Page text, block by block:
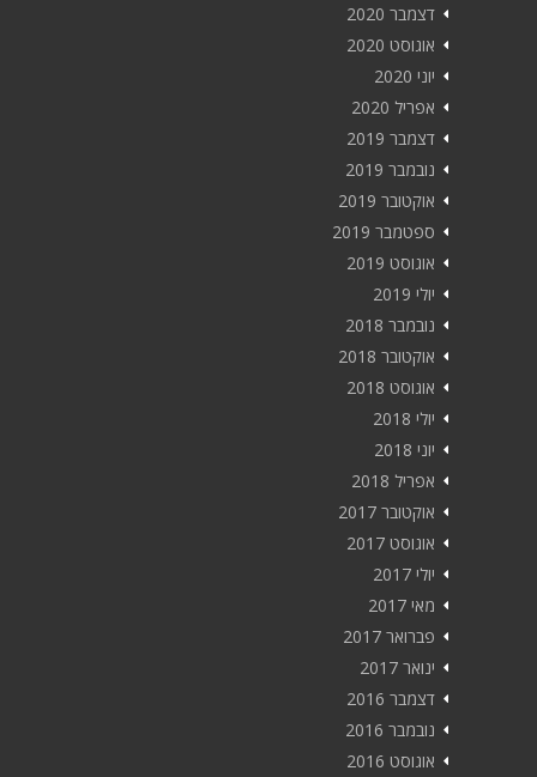
דצמבר 2020
אוגוסט 2020
יוני 2020
אפריל 2020
דצמבר 2019
נובמבר 2019
אוקטובר 2019
ספטמבר 2019
אוגוסט 2019
יולי 2019
נובמבר 2018
אוקטובר 2018
אוגוסט 2018
יולי 2018
יוני 2018
אפריל 2018
אוקטובר 2017
אוגוסט 2017
יולי 2017
מאי 2017
פברואר 2017
ינואר 2017
דצמבר 2016
נובמבר 2016
אוגוסט 2016